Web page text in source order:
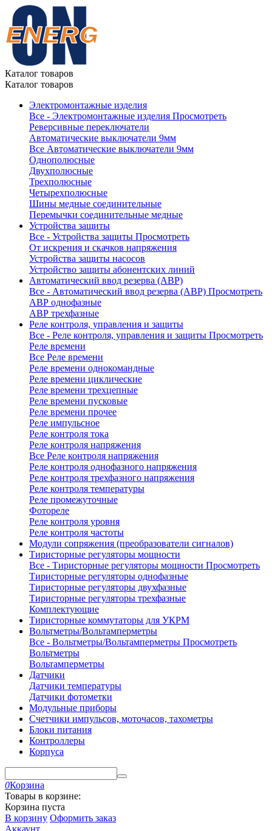
Каталог товаров
Каталог товаров
Электромонтажные изделия
Все - Электромонтажные изделия Просмотреть
Реверсивные переключатели
Автоматические выключатели 9мм
Все Автоматические выключатели 9мм
Однополюсные
Двухполюсные
Трехполюсные
Четырехполюсные
Шины медные соединительные
Перемычки соединительные медные
Устройства защиты
Все - Устройства защиты Просмотреть
От искрения и скачков напряжения
Устройства защиты насосов
Устройство защиты абонентских линий
Автоматический ввод резерва (АВР)
Все - Автоматический ввод резерва (АВР) Просмотреть
АВР однофазные
АВР трехфазные
Реле контроля, управления и защиты
Все - Реле контроля, управления и защиты Просмотреть
Реле времени
Все Реле времени
Реле времени однокомандные
Реле времени циклические
Реле времени трехцепные
Реле времени пусковые
Реле времени прочее
Реле импульсное
Реле контроля тока
Реле контроля напряжения
Все Реле контроля напряжения
Реле контроля однофазного напряжения
Реле контроля трехфазного напряжения
Реле контроля температуры
Реле промежуточные
Фотореле
Реле контроля уровня
Реле контроля частоты
Модули сопряжения (преобразователи сигналов)
Тиристорные регуляторы мощности
Все - Тиристорные регуляторы мощности Просмотреть
Тиристорные регуляторы однофазные
Тиристорные регуляторы двухфазные
Тиристорные регуляторы трехфазные
Комплектующие
Тиристорные коммутаторы для УКРМ
Вольтметры/Вольтамперметры
Все - Вольтметры/Вольтамперметры Просмотреть
Вольтметры
Вольтамперметры
Датчики
Датчики температуры
Датчики фотометки
Модульные приборы
Счетчики импульсов, моточасов, тахометры
Блоки питания
Контроллеры
Корпуса
0Корзина
Товары в корзине:
Корзина пуста
В корзину Оформить заказ
Аккаунт